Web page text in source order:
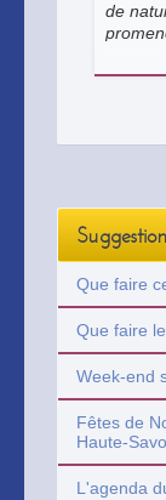
de
Que faire
Que faire
Week-end
Fêtes de
Haute-
L'agenda